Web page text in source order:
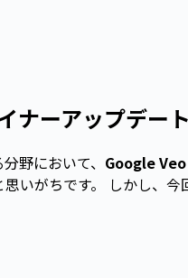
ナーアップデー
野において、 Google
いがちです。 しかし、今